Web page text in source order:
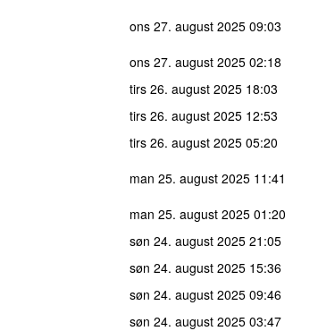
ons 27. august 2025 09:03
ons 27. august 2025 02:18
tirs 26. august 2025 18:03
tirs 26. august 2025 12:53
tirs 26. august 2025 05:20
man 25. august 2025 11:41
man 25. august 2025 01:20
søn 24. august 2025 21:05
søn 24. august 2025 15:36
søn 24. august 2025 09:46
søn 24. august 2025 03:47